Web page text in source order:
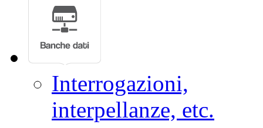
Interrogazioni,
interpellanze, etc.